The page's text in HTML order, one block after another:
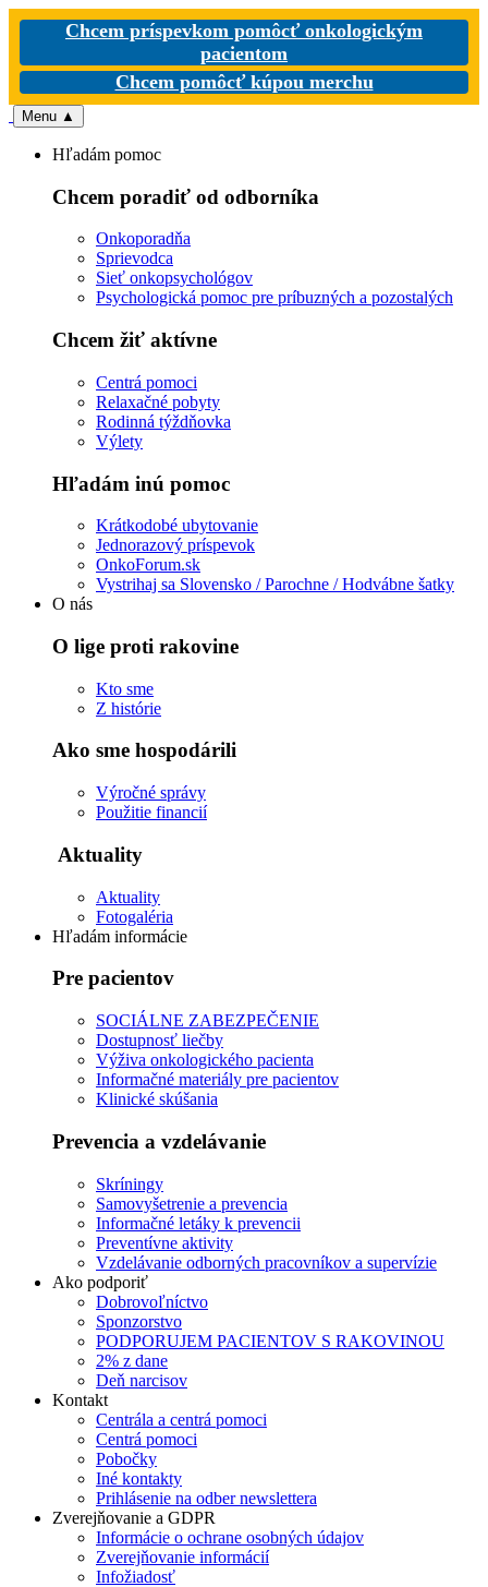
Chcem príspevkom pomôcť onkologickým
pacientom
Chcem pomôcť kúpou merchu
Menu ▲
Hľadám pomoc
Chcem poradiť od odborníka
Onkoporadňa
Sprievodca
Sieť onkopsychológov
Psychologická pomoc pre príbuzných a pozostalých
Chcem žiť aktívne
Centrá pomoci
Relaxačné pobyty
Rodinná týždňovka
Výlety
Hľadám inú pomoc
Krátkodobé ubytovanie
Jednorazový príspevok
OnkoForum.sk
Vystrihaj sa Slovensko / Parochne / Hodvábne šatky
O nás
O lige proti rakovine
Kto sme
Z histórie
Ako sme hospodárili
Výročné správy
Použitie financií
Aktuality
Aktuality
Fotogaléria
Hľadám informácie
Pre pacientov
SOCIÁLNE ZABEZPEČENIE
Dostupnosť liečby
Výživa onkologického pacienta
Informačné materiály pre pacientov
Klinické skúšania
Prevencia a vzdelávanie
Skríningy
Samovyšetrenie a prevencia
Informačné letáky k prevencii
Preventívne aktivity
Vzdelávanie odborných pracovníkov a supervízie
Ako podporiť
Dobrovoľníctvo
Sponzorstvo
PODPORUJEM PACIENTOV S RAKOVINOU
2% z dane
Deň narcisov
Kontakt
Centrála a centrá pomoci
Centrá pomoci
Pobočky
Iné kontakty
Prihlásenie na odber newslettera
Zverejňovanie a GDPR
Informácie o ochrane osobných údajov
Zverejňovanie informácií
Infožiadosť